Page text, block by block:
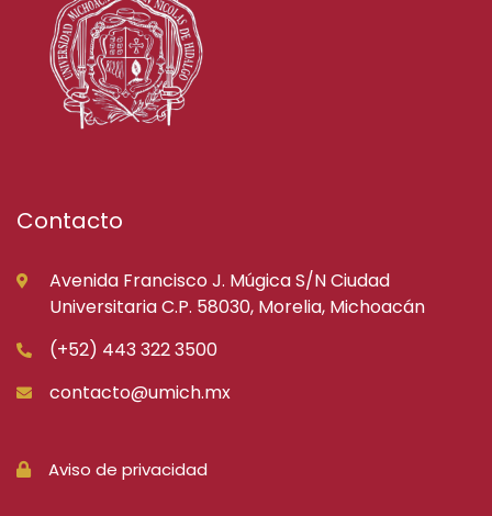
Contacto
Avenida Francisco J. Múgica S/N Ciudad
Universitaria C.P. 58030, Morelia, Michoacán
(+52) 443 322 3500
contacto@umich.mx
Aviso de privacidad